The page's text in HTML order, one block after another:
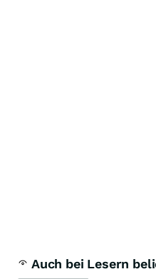
Auch bei Lesern